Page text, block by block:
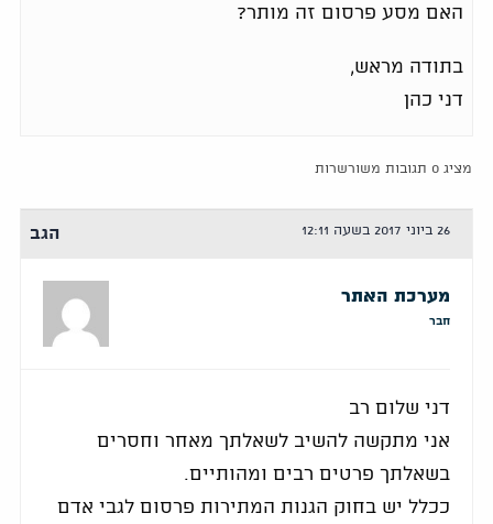
האם מסע פרסום זה מותר?
בתודה מראש,
דני כהן
מציג 0 תגובות משורשרות
26 ביוני 2017 בשעה 12:11 הגב
מערכת האתר
חבר
דני שלום רב
אני מתקשה להשיב לשאלתך מאחר וחסרים
בשאלתך פרטים רבים ומהותיים.
ככלל יש בחוק הגנות המתירות פרסום לגבי אדם